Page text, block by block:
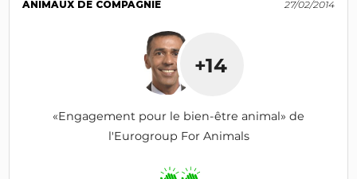
ANIMAUX DE COMPAGNIE 27/02/2014
+14
«Engagement pour le bien-être animal» de
l'Eurogroup For Animals